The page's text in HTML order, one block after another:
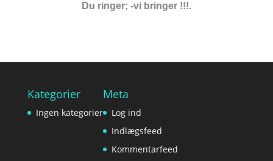
Du ringer; -vi bringer !!!.
Kategorier
Ingen kategorier
Meta
Log ind
Indlægsfeed
Kommentarfeed